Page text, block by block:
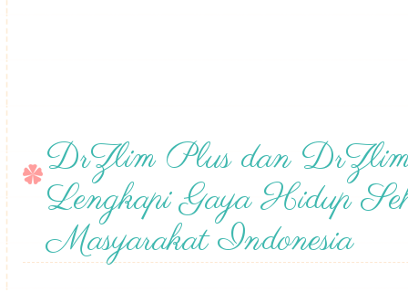
DrZlim Plus dan
Lengkapi Gaya Hidup
Masyarakat Indonesia